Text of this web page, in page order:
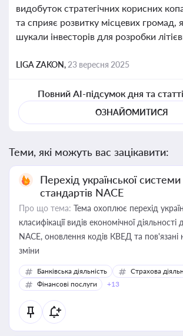
видобуток стратегічних корисних
та сприяє розвитку місцевих громад,
шукали інвесторів для розробки
LIGA ZAKON, 23 вересня 2025
Повний AI-підсумок дня та
ОЗНАЙОМИТИСЯ
Теми, які можуть вас зацікавити:
Перехід української
стандартів NACE
Про що тема: Тема охоплює перехід
класифікації видів економічної діяльності
NACE, оновлення кодів КВЕД та пов'язані
зміни
Банківська діяльність
Страхова
Фінансові послуги
+13